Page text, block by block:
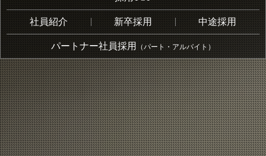
社員紹介 新卒採用 中途採用
パートナー社員採用（パート・アルバイト）